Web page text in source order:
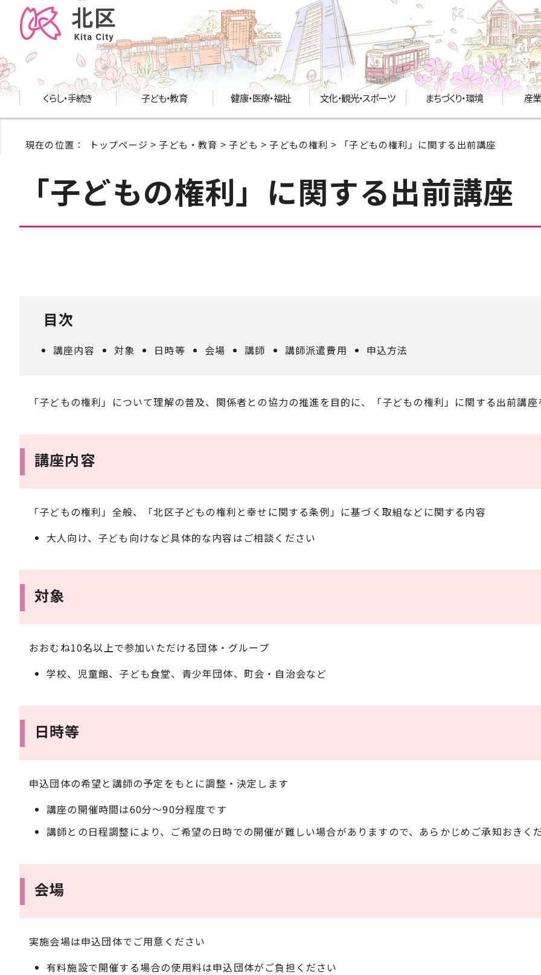
くらし・手続き 子ども・教育 健康・医療・福祉 文化・観光・スポーツ まちづくり・環境 産
現在の位置： トップページ >子ども・教育 >子ども >子どもの権利 > 「子どもの権利」に関する出前講座
「子どもの権利」に関する出前講座
目次
講座内容 対象 日時等 会場 講師 講師派遣費用 申込方法
「子どもの権利」について理解の普及、関係者との協力の推進を目的に、「子どもの権利」に関する出前講
講座内容
「子どもの権利」全般、「北区子どもの権利と幸せに関する条例」に基づく取組などに関する内容
大人向け、子ども向けなど具体的な内容はご相談ください
対象
おおむね10名以上で参加いただける団体・グループ
学校、児童館、子ども食堂、青少年団体、町会・自治会など
日時等
申込団体の希望と講師の予定をもとに調整・決定します
講座の開催時間は60分～90分程度です
講師との日程調整により、ご希望の日時での開催が難しい場合がありますので、あらかじめご承知おきく
会場
実施会場は申込団体でご用意ください
有料施設で開催する場合の使用料は申込団体がご負担ください